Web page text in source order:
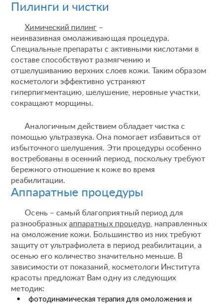
Пилинги и чистки
Химический пилинг –
неинвазивная омолаживающая процедура.
Специальные препараты с активными кислотами в
составе способствуют размягчению и
отшелушиванию верхних слоев кожи. Таким образом
косметологи эффективно устраняют
гиперпигментацию, шелушение, неровные участки,
сокращают морщины.
Аналогичным действием обладает чистка с
помощью ультразвука. Она помогает избавиться от
избыточного шелушения. Эти процедуры особенно
востребованы в осенний период, поскольку требуют
бережного отношение к коже во время
реабилитации.
Аппаратные процедуры
Осень – самый благоприятный период для
разнообразныхаппаратных процедур , направленных
на омоложение кожи. Большинство из них требуют
защиту от ультрафиолета в период реабилитации, а
осенью его количество значительно меньше. В
зависимости от показаний, косметологи Института
красоты предложат Вам одну из следующих
методик:
фотодинамическая терапия для омоложения и